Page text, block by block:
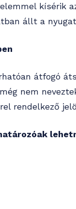
kísérik
állt a
átfogó
nem
rendelkező